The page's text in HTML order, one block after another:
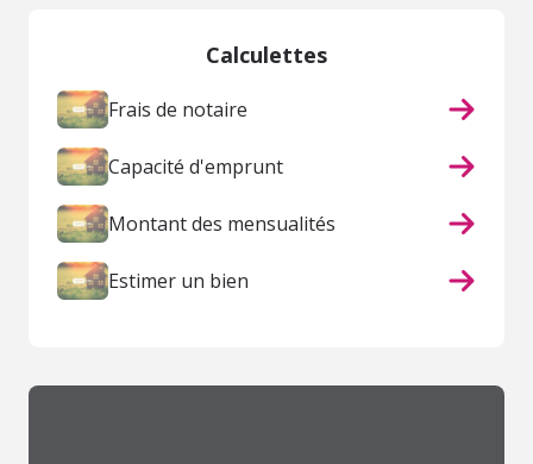
Calculettes
Frais de notaire
Capacité d'emprunt
Montant des mensualités
Estimer un bien